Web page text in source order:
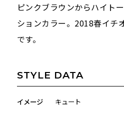
ピンクブラウンからハイト
ションカラー。2018春イチ
です。
STYLE DATA
イメージ キュート